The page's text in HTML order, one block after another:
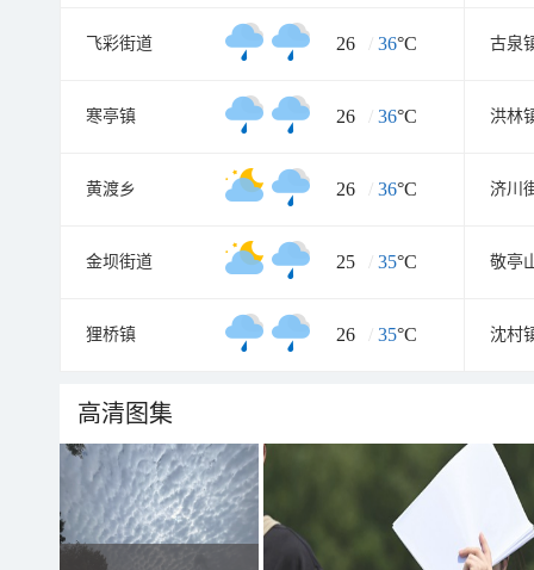
飞彩街道 26 / 36°C 古泉
寒亭镇 26 / 36°C 洪林
黄渡乡 26 / 36°C 济川
金坝街道 25 / 35°C 敬亭
狸桥镇 26 / 35°C 沈村
高清图集